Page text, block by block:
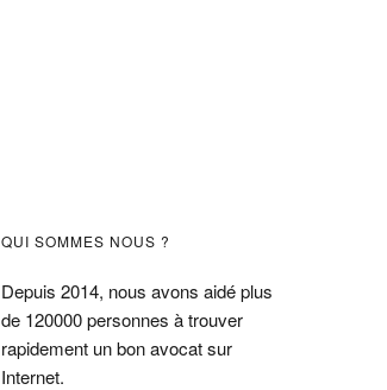
Barre
latérale
principale
QUI SOMMES NOUS ?
Depuis 2014, nous avons aidé plus
de 120000 personnes à trouver
rapidement un bon avocat sur
Internet.